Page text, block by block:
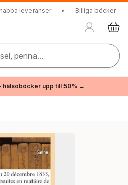
leveranser • Billiga böcker
penna...
hälsoböcker upp till 50% →